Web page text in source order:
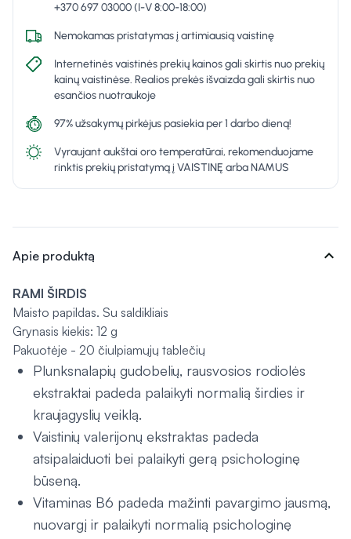
+370 697 03000 (I-V 8:00-18:00)
Nemokamas pristatymas į artimiausią vaistinę
Internetinės vaistinės prekių kainos gali skirtis nuo prekių
kainų vaistinėse. Realios prekės išvaizda gali skirtis nuo
esančios nuotraukoje
97% užsakymų pirkėjus pasiekia per 1 darbo dieną!
Vyraujant aukštai oro temperatūrai, rekomenduojame
rinktis prekių pristatymą į VAISTINĘ arba NAMUS
Apie produktą expand_more
RAMI ŠIRDIS
Maisto papildas. Su saldikliais
Grynasis kiekis: 12 g
Pakuotėje - 20 čiulpiamųjų tablečių
Plunksnalapių gudobelių, rausvosios rodiolės
ekstraktai padeda palaikyti normalią širdies ir
kraujagyslių veiklą.
Vaistinių valerijonų ekstraktas padeda
atsipalaiduoti bei palaikyti gerą psichologinę
būseną.
Vitaminas B6 padeda mažinti pavargimo jausmą,
nuovargį ir palaikyti normalią psichologinę